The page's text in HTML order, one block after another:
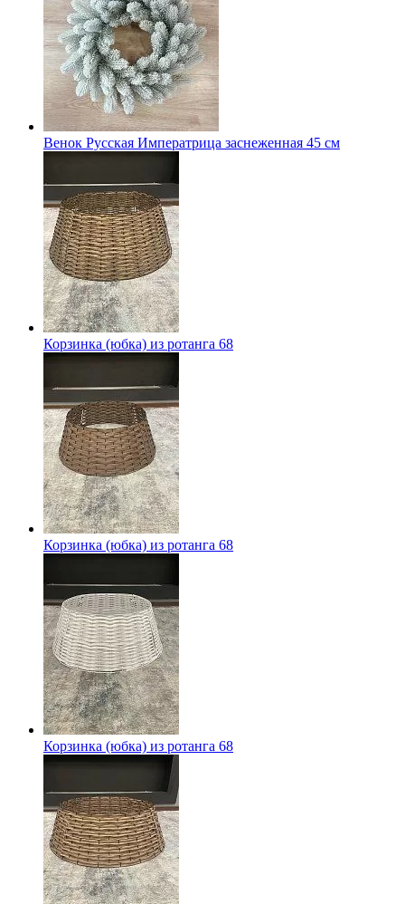
Венок Русская Императрица заснеженная 45 см
Корзинка (юбка) из ротанга 68
Корзинка (юбка) из ротанга 68
Корзинка (юбка) из ротанга 68